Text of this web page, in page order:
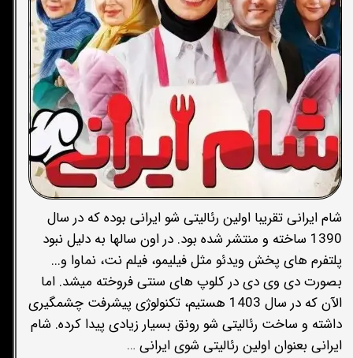
شام ایرانی تقریبا اولین رئالیتی شو ایرانی بوده که در سال
1390 ساخته و منتشر شده بود. در اون سالها به دلیل نبود
پلتفرم های پخش ویدئو مثل فیلیمو، فیلم نت، نماوا و...
بصورت دی وی دی در کلوپ های سنتی فروخته میشد. اما
الآن که در سال 1403 هستیم، تکنولوژی پیشرفت چشمگیری
داشته و ساخت رئالیتی شو رونق بسیار زیادی پیدا کرده. شام
ایرانی بعنوان اولین رئالیتی شوی ایرانی …